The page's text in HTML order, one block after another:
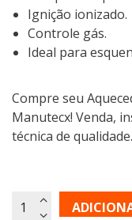
Ignição ionizado.
Controle gás.
Ideal para
Compre seu
Manutecx! Venda,
técnica de qualidade.